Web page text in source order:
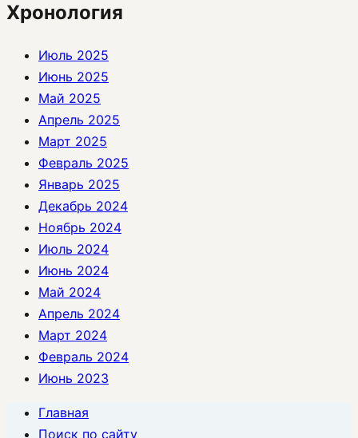
Хронология
Июль 2025
Июнь 2025
Май 2025
Апрель 2025
Март 2025
Февраль 2025
Январь 2025
Декабрь 2024
Ноябрь 2024
Июль 2024
Июнь 2024
Май 2024
Апрель 2024
Март 2024
Февраль 2024
Июнь 2023
Главная
Поиск по сайту